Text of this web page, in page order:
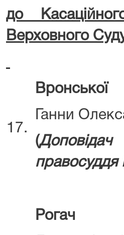
до
Верховного
17.
Вронської
Ганни
(Д
правосуддя
Рогач